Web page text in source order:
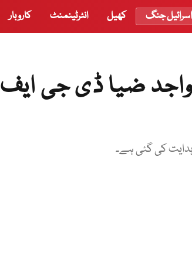
اسرائیل جنگ کھیل انٹرٹینمنٹ کاروبار
ضیا ڈی جی ایف
کی گئی ہے۔